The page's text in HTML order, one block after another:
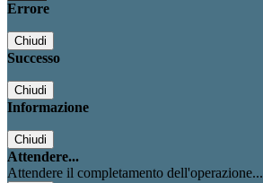
Errore
Chiudi
Successo
Chiudi
Informazione
Chiudi
Attendere...
Attendere il completamento dell'operazione...